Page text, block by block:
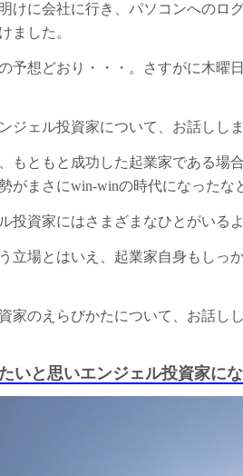
けに会社に行き、パソコンへのロ
ました。
予想どおり・・・。さすがに木曜
ジェル投資家について、お話ししま
もともと成功した起業家である場
がまさにwin-winの時代になったな
投資家にはさまざまなひとがいるよ
立場とはいえ、起業家自身もしっ
家のえらびかたについて、お話しし
いと思いエンジェル投資家に